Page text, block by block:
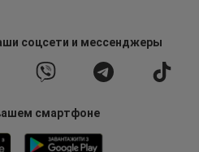
соцсети и мессенджеры
смартфоне